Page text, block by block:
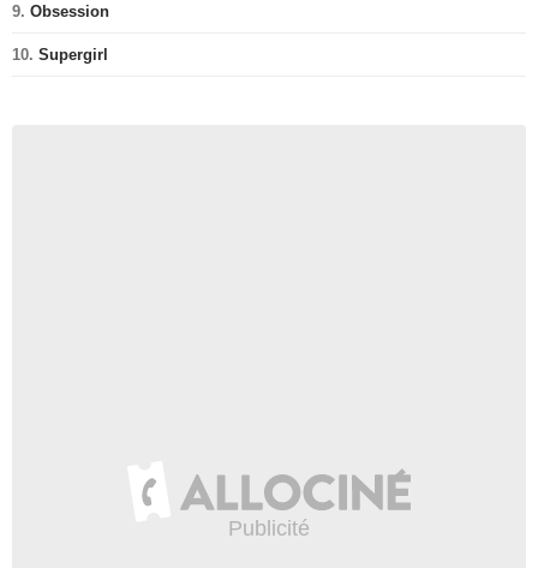
9. Obsession
10. Supergirl